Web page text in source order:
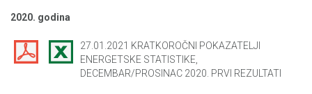
2020. godina
27.01.2021 KRATKOROČNI POKAZATELJI
ENERGETSKE STATISTIKE,
DECEMBAR/PROSINAC 2020. PRVI REZULTATI